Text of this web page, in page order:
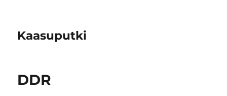
Kaasuputki
DDR